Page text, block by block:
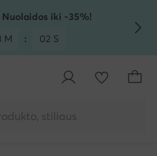
iki -35%!
M : 01 S
stiliaus